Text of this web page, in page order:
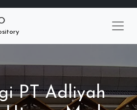
PT Adliyah